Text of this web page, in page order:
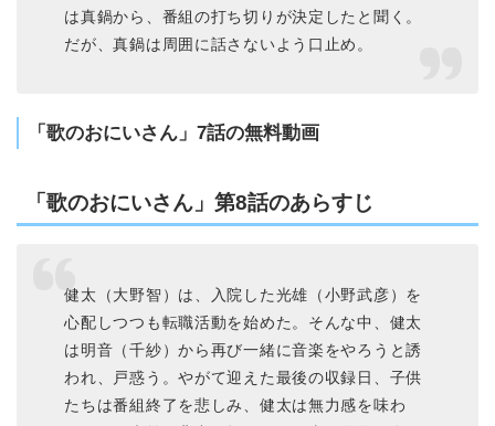
は真鍋から、番組の打ち切りが決定したと聞く。
だが、真鍋は周囲に話さないよう口止め。
「歌のおにいさん」7話の無料動画
「歌のおにいさん」第8話のあらすじ
健太（大野智）は、入院した光雄（小野武彦）を
心配しつつも転職活動を始めた。そんな中、健太
は明音（千紗）から再び一緒に音楽をやろうと誘
われ、戸惑う。やがて迎えた最後の収録日、子供
たちは番組終了を悲しみ、健太は無力感を味わ